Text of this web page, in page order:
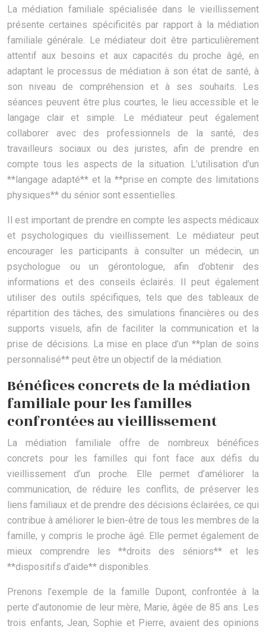
La médiation familiale spécialisée dans le vieillissement
présente certaines spécificités par rapport à la médiation
familiale générale. Le médiateur doit être particulièrement
attentif aux besoins et aux capacités du proche âgé, en
adaptant le processus de médiation à son état de santé, à
son niveau de compréhension et à ses souhaits. Les
séances peuvent être plus courtes, le lieu accessible et le
langage clair et simple. Le médiateur peut également
collaborer avec des professionnels de la santé, des
travailleurs sociaux ou des juristes, afin de prendre en
compte tous les aspects de la situation. L’utilisation d’un
**langage adapté** et la **prise en compte des limitations
physiques** du sénior sont essentielles.
Il est important de prendre en compte les aspects médicaux
et psychologiques du vieillissement. Le médiateur peut
encourager les participants à consulter un médecin, un
psychologue ou un gérontologue, afin d’obtenir des
informations et des conseils éclairés. Il peut également
utiliser des outils spécifiques, tels que des tableaux de
répartition des tâches, des simulations financières ou des
supports visuels, afin de faciliter la communication et la
prise de décisions. La mise en place d’un **plan de soins
personnalisé** peut être un objectif de la médiation.
Bénéfices concrets de la médiation
familiale pour les familles
confrontées au vieillissement
La médiation familiale offre de nombreux bénéfices
concrets pour les familles qui font face aux défis du
vieillissement d’un proche. Elle permet d’améliorer la
communication, de réduire les conflits, de préserver les
liens familiaux et de prendre des décisions éclairées, ce qui
contribue à améliorer le bien-être de tous les membres de la
famille, y compris le proche âgé. Elle permet également de
mieux comprendre les **droits des séniors** et les
**dispositifs d’aide** disponibles.
Prenons l’exemple de la famille Dupont, confrontée à la
perte d’autonomie de leur mère, Marie, âgée de 85 ans. Les
trois enfants, Jean, Sophie et Pierre, avaient des opinions